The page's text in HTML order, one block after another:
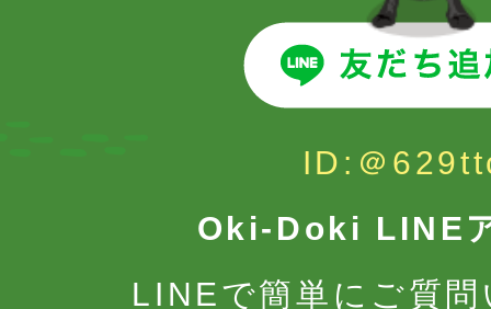
ID:＠
Oki-Doki LINE
LINEで簡単にご質